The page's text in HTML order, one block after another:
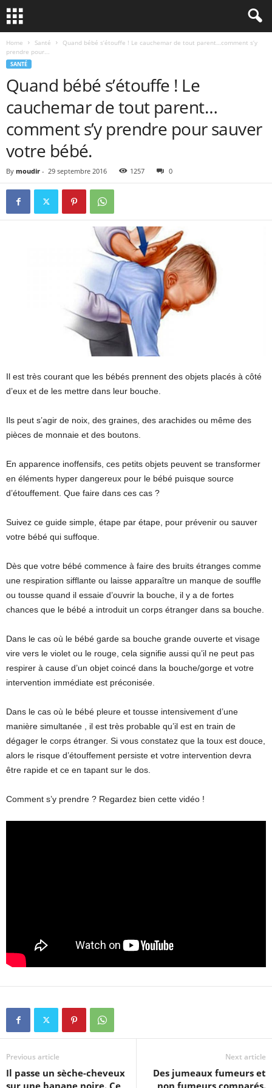
Home Santé
Quand bébé s’étouffe ! Le cauchemar de tout parent…comment s’y
prendre pour...
SANTÉ
Quand bébé s’étouffe ! Le
cauchemar de tout parent…
comment s’y prendre pour sauver
votre bébé.
By moudir - 29 septembre 2016 1257 0
Il est très courant que les bébés prennent des objets placés à côté
d’eux et de les mettre dans leur bouche.
Ils peut s’agir de noix, des graines, des arachides ou même des
pièces de monnaie et des boutons.
En apparence inoffensifs, ces petits objets peuvent se transformer
en éléments hyper dangereux pour le bébé puisque source
d’étouffement. Que faire dans ces cas ?
Suivez ce guide simple, étape par étape, pour prévenir ou sauver
votre bébé qui suffoque.
Dès que votre bébé commence à faire des bruits étranges comme
une respiration sifflante ou laisse apparaître un manque de souffle
ou tousse quand il essaie d’ouvrir la bouche, il y a de fortes
chances que le bébé a introduit un corps étranger dans sa bouche.
Dans le cas où le bébé garde sa bouche grande ouverte et visage
vire vers le violet ou le rouge, cela signifie aussi qu’il ne peut pas
respirer à cause d’un objet coincé dans la bouche/gorge et votre
intervention immédiate est préconisée.
Dans le cas où le bébé pleure et tousse intensivement d’une
manière simultanée , il est très probable qu’il est en train de
dégager le corps étranger. Si vous constatez que la toux est douce,
alors le risque d’étouffement persiste et votre intervention devra
être rapide et ce en tapant sur le dos.
Comment s’y prendre ? Regardez bien cette vidéo !
Previous article
Il passe un sèche-cheveux
sur une banane noire. Ce
Next article
Des jumeaux fumeurs et
non fumeurs comparés.